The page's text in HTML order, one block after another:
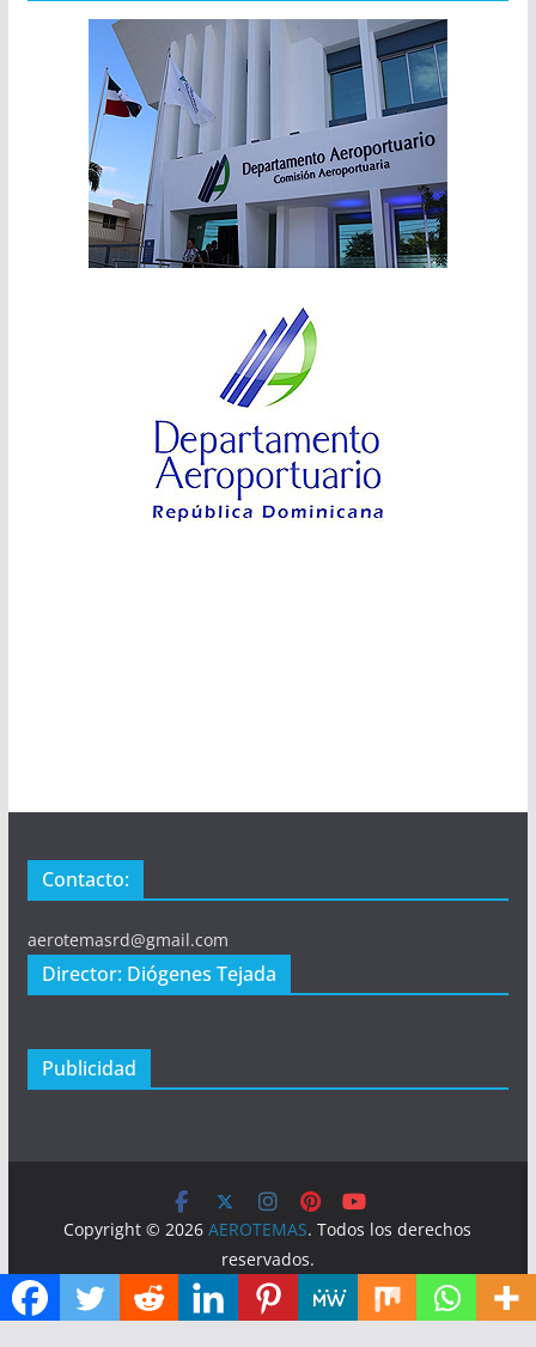
Contacto:
aerotemasrd@gmail.com
Director: Diógenes Tejada
Publicidad
Copyright © 2026AEROTEMAS. Todos los derechos
reservados.
Tema:ColorMag por ThemeGrill. Funciona con WordPress.